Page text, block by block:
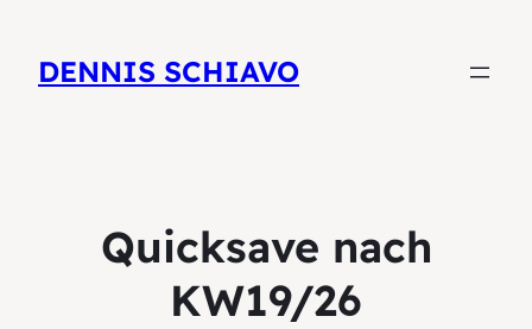
DENNIS SCHIAVO
Quicksave nach
KW19/26